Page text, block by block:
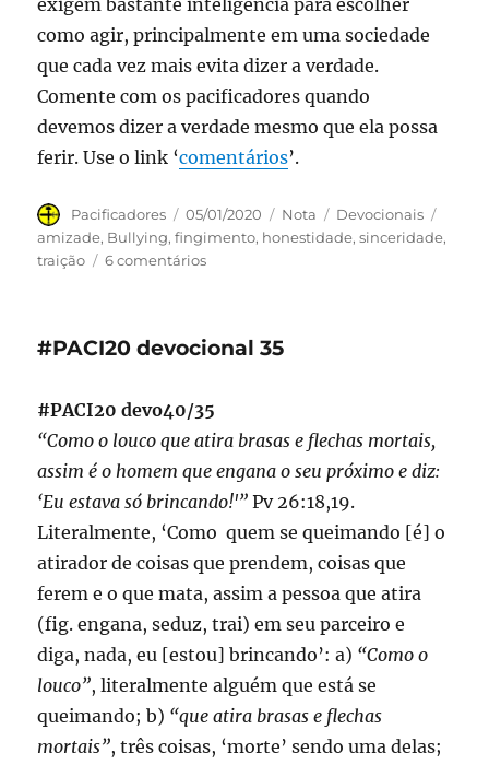
como agir, principalmente em uma sociedade
que cada vez mais evita dizer a verdade.
Comente com os pacificadores quando
devemos dizer a verdade mesmo que ela possa
ferir. Use o link ‘comentários’.
Autor
Pacificadores
Publicado
em
05/01/2020 Formato
Nota Categorias
Devocionais
amizade, Bullying,fingimento, honestidade,sinceridade,
traição
6 comentáriosem
#PACI20 devocional 35
#PACI20 devo40/35
“Como o louco que atira brasas e flechas mortais,
assim é o homem que engana o seu próximo e diz:
‘Eu estava só brincando!'”Pv 26:18,19.
Literalmente, ‘Como quem se queimando [é] o
atirador de coisas que prendem, coisas que
ferem e o que mata, assim a pessoa que atira
(fig. engana, seduz, trai) em seu parceiro e
diga, nada, eu [estou] brincando’: a) “Como o
louco”, literalmente alguém que está se
queimando; b) “que atira brasas e flechas
mortais”, três coisas, ‘morte’ sendo uma delas;